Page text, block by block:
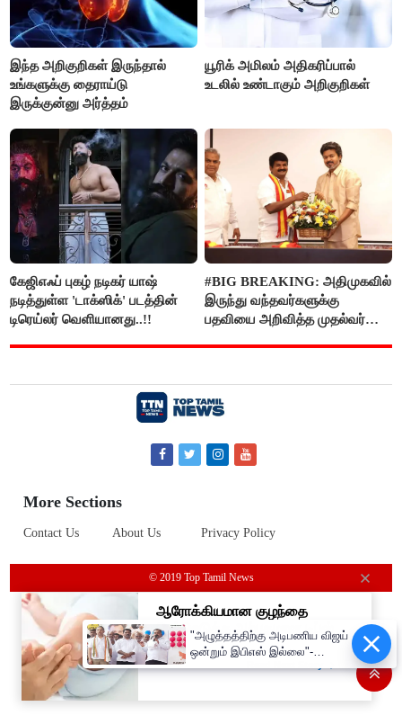
இந்த அறிகுறிகள் இருந்தால்
உங்களுக்கு தைராய்டு
இருக்குன்னு அர்த்தம்
யூரிக் அமிலம் அதிகரிப்பால்
உடலில் உண்டாகும் அறிகுறிகள்
கேஜிஎஃப் புகழ் நடிகர் யாஷ்
நடித்துள்ள 'டாக்‌ஸிக்' படத்தின்
டிரெய்லர் வெளியானது..!!
#BIG BREAKING: அதிமுகவில்
இருந்து வந்தவர்களுக்கு
பதவியை அறிவித்த முதல்வர்
More Sections
Contact Us About Us Privacy Policy
© 2019 Top Tamil News
"அழுத்தத்திற்கு அடிபணிய விஜய்
ஒன்றும் இபிஎஸ் இல்லை"-
மாணிக்கம்தாகூர்